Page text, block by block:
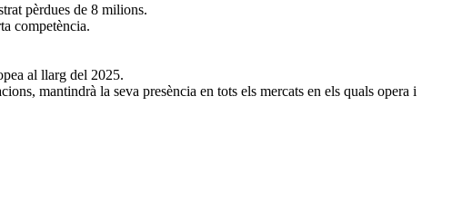
pèrdues de 8 milions.
competència.
al llarg del 2025.
mantindrà la seva presència en tots els mercats en els quals opera i